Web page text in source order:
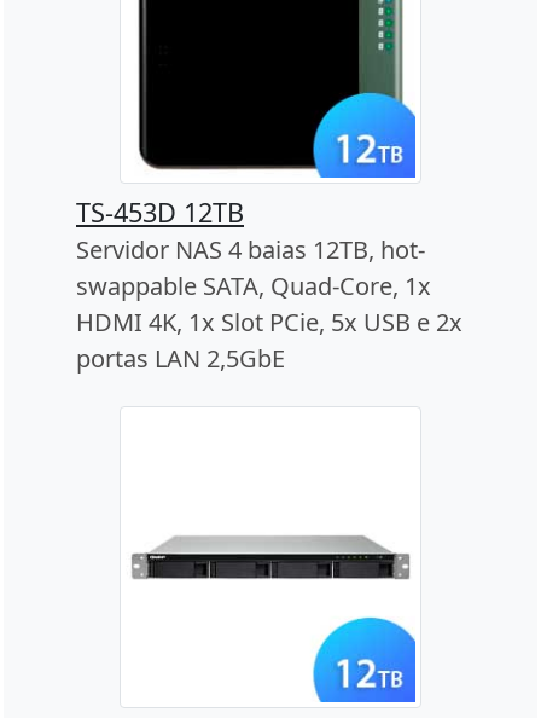
TS-453D 12TB
Servidor NAS 4 baias 12TB, hot-
swappable SATA, Quad-Core, 1x
HDMI 4K, 1x Slot PCie, 5x USB e 2x
portas LAN 2,5GbE